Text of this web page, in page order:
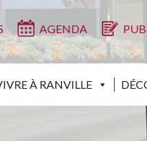
AGENDA
À RANVILLE